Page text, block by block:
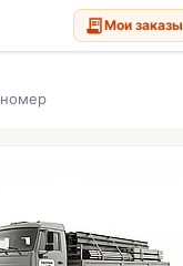
receipt_longМои заказы